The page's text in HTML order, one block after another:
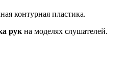
контурная пластика.
рук на моделях слушателей.